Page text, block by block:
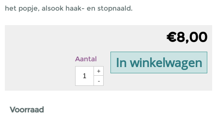
het popje, alsook haak- en stopnaald.
€8,00
Aantal
+
-
In winkelwagen
Voorraad